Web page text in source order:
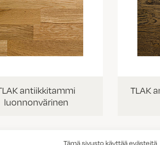
Tämä sivusto käyttää evästeitä
antiikkitammi
luonnonvärinen
TLAK